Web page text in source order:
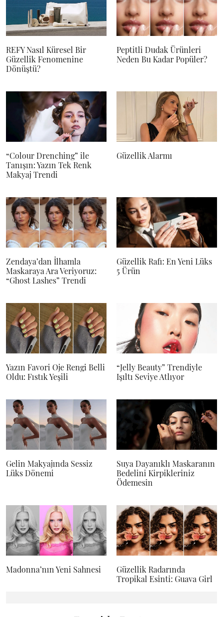
REFY Nasıl Küresel Bir
Güzellik Fenomenine
Dönüştü?
Peptitli Dudak Ürünleri
Neden Bu Kadar Popüler?
“Colour Drenching” ile
Tanışın: Yazın Tek Renk
Makyaj Trendi
Güzellik Alarmı
Zendaya’dan İlhamla
Maskaraya Ara Veriyoruz:
“Ghost Lashes” Trendi
Güzellik Rafı: En Yeni Lüks
5 Ürün
Yazın Favori Oje Rengi Belli
Oldu: Fıstık Yeşili
“Jelly Beauty” Trendiyle
Işıltı Seviye Atlıyor
Gelin Makyajında Sessiz
Lüks Dönemi
Suya Dayanıklı Maskaranın
Bedelini Kirpikleriniz
Ödemesin
Madonna’nın Yeni Sahnesi
Güzellik Radarında
Tropikal Esinti: Guava Girl